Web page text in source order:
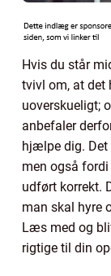
Hvis du står
tvivl om, at det
uoverskueligt;
anbefaler
hjælpe dig. Det
men også
udført korrekt.
man skal hyre
Læs med og
rigtige til din